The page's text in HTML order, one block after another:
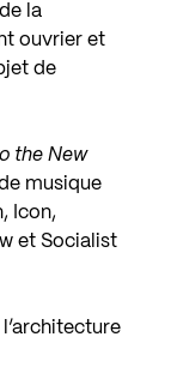
la
ouvrier et
de
the New
musique
Icon,
et Socialist